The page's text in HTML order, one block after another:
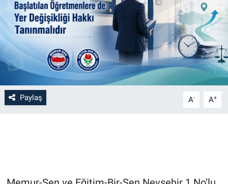
Paylaş A- A+
Eğitim
Kültür
3.Sayfa
Medya